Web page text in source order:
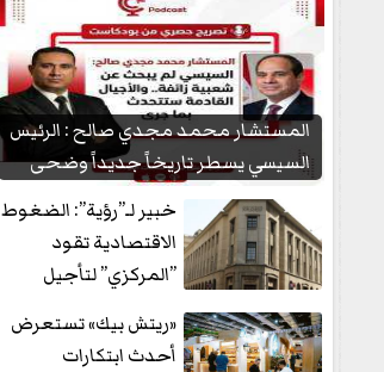
المستشار محمد مجدي صالح : الرئيس
السيسي يسطر تاريخاً جديداً وضحى
بشعبيته...
خبير لـ”رؤية”: الضغوط
الاقتصادية تقود
”المركزي” لتأجيل
«ريتش بيك» تستعرض
أحدث ابتكارات